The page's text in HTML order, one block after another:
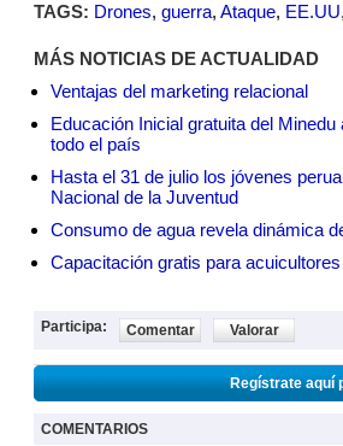
TAGS: Drones, guerra, Ataque, EE.UU
MÁS NOTICIAS DE ACTUALIDAD
Ventajas del marketing relacional
Educación Inicial gratuita del
todo el país
Hasta el 31 de julio los jóvenes
Nacional de la Juventud
Consumo de agua revela dinámica
Capacitación gratis para
Participa: Comentar Valorar
Regístrate aquí
COMENTARIOS